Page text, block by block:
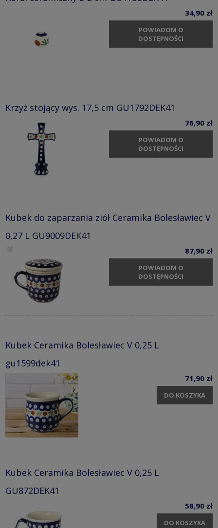
34,90 zł
POWIADOM O
DOSTĘPNOŚCI
Krzyż stojący wys. 17,5 cm GU1792DEK41
76,90 zł
POWIADOM O
DOSTĘPNOŚCI
Kubek do zaparzania ziół Ceramika Bolesławiec V
0,27 L GU9009DEK41
87,90 zł
POWIADOM O
DOSTĘPNOŚCI
Kubek Ceramika Bolesławiec V 0,25 L
gu1599dek41
71,90 zł
DO KOSZYKA
Kubek Ceramika Bolesławiec V 0,25 L
GU872DEK41
58,90 zł
DO KOSZYKA